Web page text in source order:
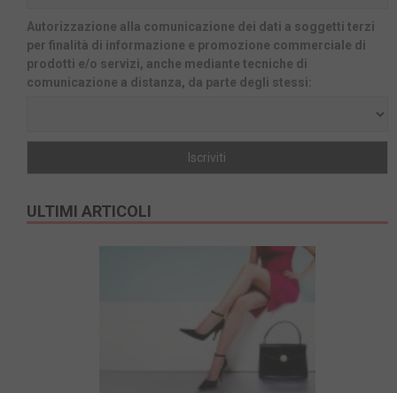
Autorizzazione alla comunicazione dei dati a soggetti terzi
per finalità di informazione e promozione commerciale di
prodotti e/o servizi, anche mediante tecniche di
comunicazione a distanza, da parte degli stessi:
ULTIMI ARTICOLI